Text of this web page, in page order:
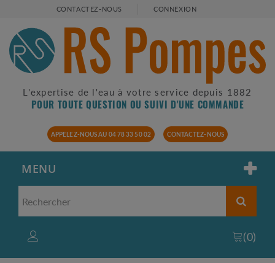
CONTACTEZ-NOUS CONNEXION
L'expertise de l'eau à votre service depuis 1882
POUR TOUTE QUESTION OU SUIVI D'UNE COMMANDE
APPELEZ-NOUS AU 04 78 33 50 02 CONTACTEZ-NOUS
MENU
(0)